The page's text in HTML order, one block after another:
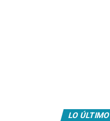
LO ÚLTIMO